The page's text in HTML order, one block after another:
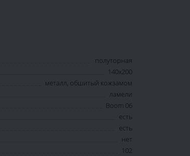
полуторная
140х200
металл, обшитый кожзамом
ламели
Boom 06
есть
есть
нет
102